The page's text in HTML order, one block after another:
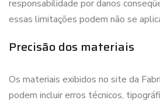
responsabilidade por danos
essas limitações podem não se
Precisão dos materiais
Os materiais exibidos no site da
podem incluir erros técnicos,